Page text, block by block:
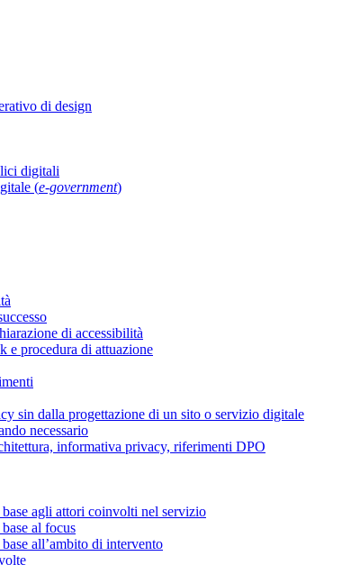
di design
digitali
(e-government)
di accessibilità
e procedura di attuazione
sin dalla progettazione di un sito o servizio digitale
necessario
informativa privacy, riferimenti DPO
agli attori coinvolti nel servizio
al focus
all’ambito di intervento